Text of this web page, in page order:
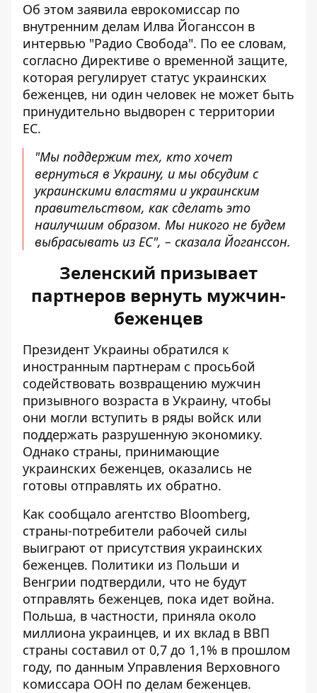
Об этом заявила еврокомиссар по
внутренним делам Илва Йоганссон в
интервью "Радио Свобода". По ее словам,
согласно Директиве о временной защите,
которая регулирует статус украинских
беженцев, ни один человек не может быть
принудительно выдворен с территории
ЕС.
"Мы поддержим тех, кто хочет
вернуться в Украину, и мы обсудим с
украинскими властями и украинским
правительством, как сделать это
наилучшим образом. Мы никого не будем
выбрасывать из ЕС", – сказала Йоганссон.
Зеленский призывает
партнеров вернуть мужчин-
беженцев
Президент Украины обратился к
иностранным партнерам с просьбой
содействовать возвращению мужчин
призывного возраста в Украину, чтобы
они могли вступить в ряды войск или
поддержать разрушенную экономику.
Однако страны, принимающие
украинских беженцев, оказались не
готовы отправлять их обратно.
Как сообщало агентство Bloomberg,
страны-потребители рабочей силы
выиграют от присутствия украинских
беженцев. Политики из Польши и
Венгрии подтвердили, что не будут
отправлять беженцев, пока идет война.
Польша, в частности, приняла около
миллиона украинцев, и их вклад в ВВП
страны составил от 0,7 до 1,1% в прошлом
году, по данным Управления Верховного
комиссара ООН по делам беженцев.